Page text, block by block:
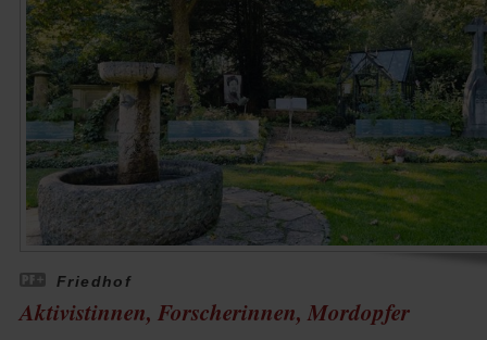
Friedhof
Aktivistinnen, Forscherinnen, Mordopfer